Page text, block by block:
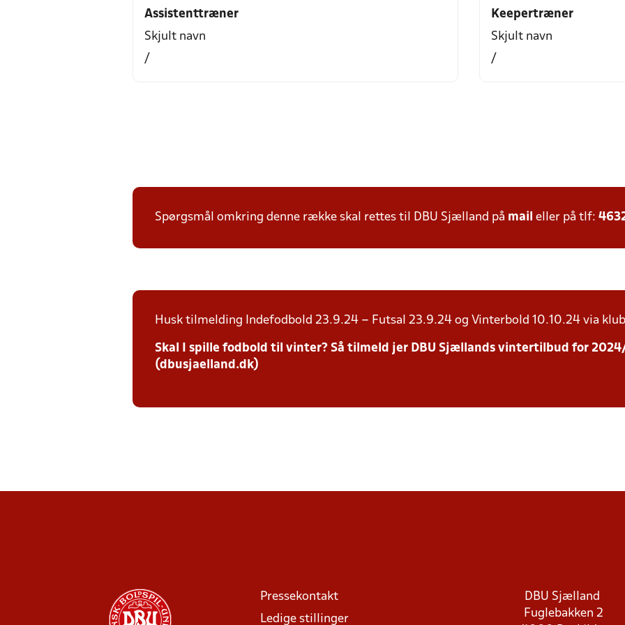
Assistenttræner
Skjult navn
/
Keepertræner
Skjult navn
/
Spørgsmål omkring denne række skal rettes til DBU Sjælland på mail eller på tlf:
Husk tilmelding Indefodbold 23.9.24 – Futsal 23.9.24 og Vinterbold 10.10.24 via
Skal I spille fodbold til vinter? Så tilmeld jer DBU Sjællands vintertilbud for
(dbusjaelland.dk)
Pressekontakt
Ledige stillinger
DBU Sjælland
Fuglebakken 2